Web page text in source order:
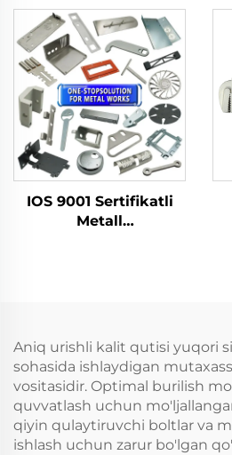
shishali qo'llanma
bilan yonuvchan va
portlovchi joylarda
foydalanish uchun
IOS 9001 Sertifikatli
Metall
Aniq urishli kalit qutisi yuqori
sohasida ishlaydigan
vositasidir. Optimal burilish
quvvatlash uchun
qiyin qulaytiruvchi boltlar va
ishlash uchun zarur bo'lgan